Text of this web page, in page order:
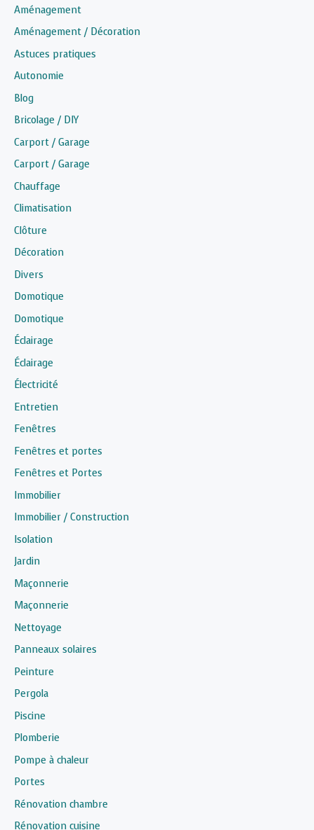
Aménagement
Aménagement / Décoration
Astuces pratiques
Autonomie
Blog
Bricolage / DIY
Carport / Garage
Carport / Garage
Chauffage
Climatisation
Clôture
Décoration
Divers
Domotique
Domotique
Éclairage
Éclairage
Électricité
Entretien
Fenêtres
Fenêtres et portes
Fenêtres et Portes
Immobilier
Immobilier / Construction
Isolation
Jardin
Maçonnerie
Maçonnerie
Nettoyage
Panneaux solaires
Peinture
Pergola
Piscine
Plomberie
Pompe à chaleur
Portes
Rénovation chambre
Rénovation cuisine